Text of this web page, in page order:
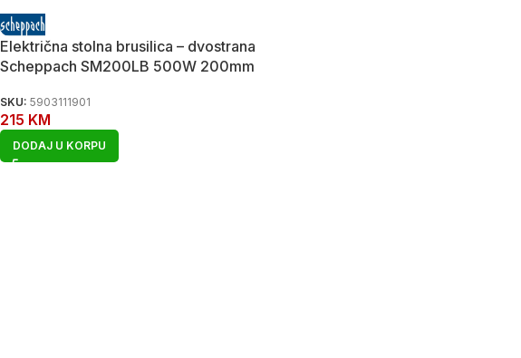
Električna stolna brusilica – dvostrana
Scheppach SM200LB 500W 200mm
SKU: 5903111901
215 KM
DODAJ U KORPU